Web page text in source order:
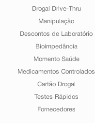
Drogal Drive-Thru
Manipulação
Descontos de Laboratório
Bioimpedância
Momento Saúde
Medicamentos Controlados
Cartão Drogal
Testes Rápidos
Fornecedores